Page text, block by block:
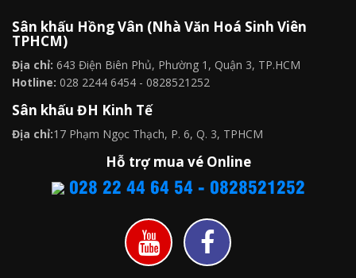
Sân khấu Hồng Vân (Nhà Văn Hoá Sinh Viên
TPHCM)
Địa chỉ: 643 Điện Biên Phủ, Phường 1, Quận 3, TP.HCM
Hotline: 028 2244 6454 - 0828521252
Sân khấu ĐH Kinh Tế
Địa chỉ:17 Phạm Ngọc Thạch, P. 6, Q. 3, TPHCM
Hỗ trợ mua vé Online
028 22 44 64 54 - 0828521252